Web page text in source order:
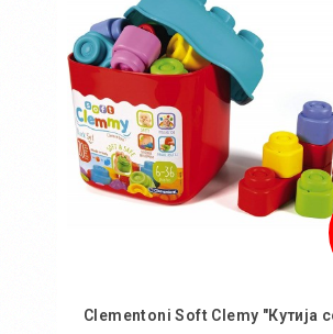
Clementoni Soft Clemy "Кутија